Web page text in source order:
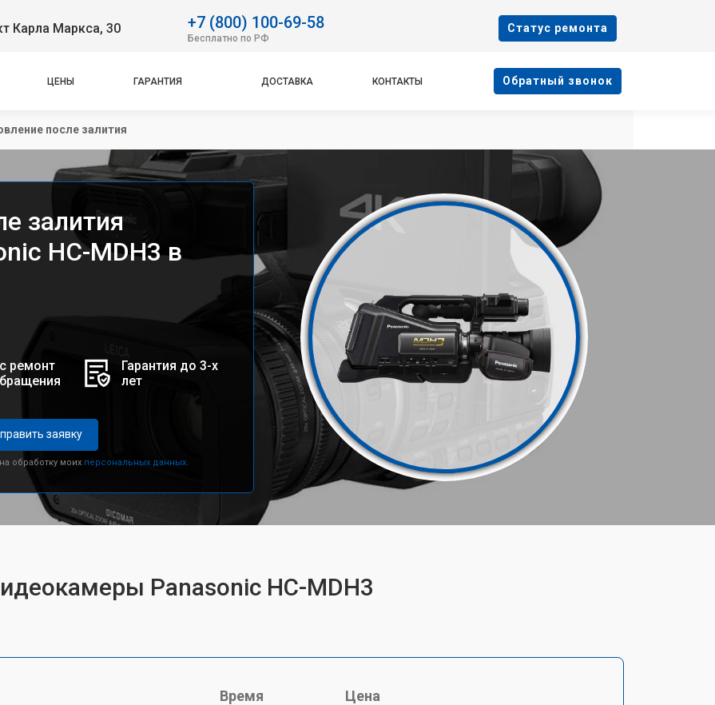
Карла Маркса, 30 +7 (800) 100-69-58
Бесплатно по РФ
Cтатус ремонта
ЦЕНЫ ГАРАНТИЯ ДОСТАВКА КОНТАКТЫ Oбратный звонок
после залития
залития
HC-MDH3 в
ремонт
Гарантия до 3-х
лет
заявку
обработку моих персональных данных.
Panasonic HC-MDH3
Время Цена